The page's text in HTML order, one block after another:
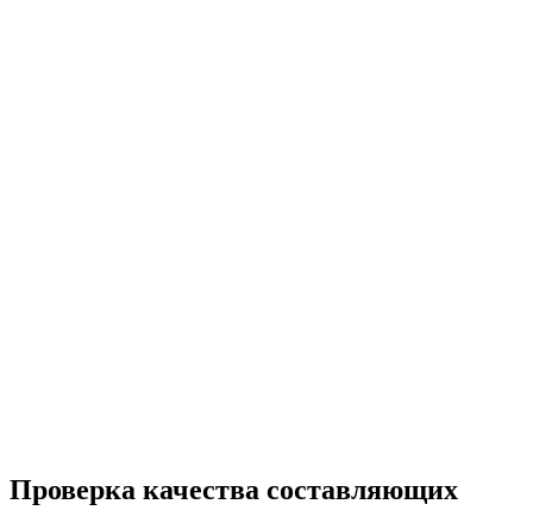
Проверка качества составляющих